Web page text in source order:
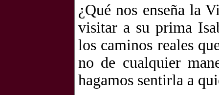
¿Qué nos enseña la
visitar a su prima
los caminos reales
no de cualquier
hagamos sentirla a